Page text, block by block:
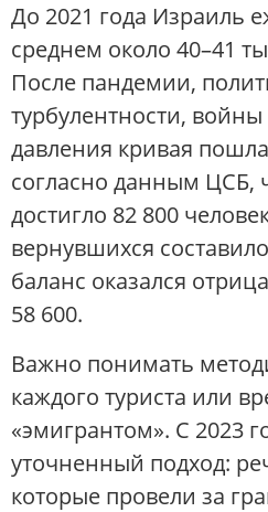
До 2021 года Израиль
среднем около 40–41
После пандемии,
турбулентности,
давления кривая
согласно данным ЦСБ,
достигло 82 800
вернувшихся
баланс оказался
58 600.
Важно понимать
каждого туриста или
«эмигрантом». С 2023
уточненный подход:
которые провели за